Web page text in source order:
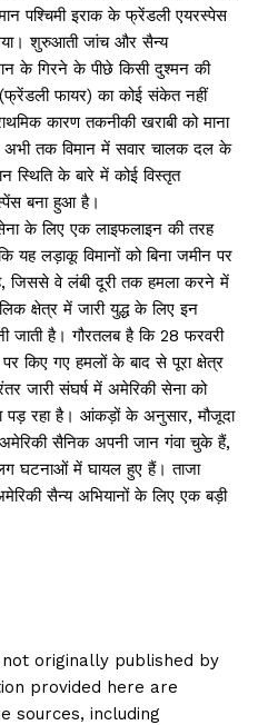
पश्चिमी इराक के फ्रेंडली एयरस्पेस
गया। शुरुआती जांच और सैन्य
के गिरने के पीछे किसी दुश्मन की
(फ्रेंडली फायर) का कोई संकेत नहीं
कारण तकनीकी खराबी को माना
अभी तक विमान में सवार चालक दल के
स्थिति के बारे में कोई विस्तृत
बना हुआ है।
के लिए एक लाइफलाइन की तरह
यह लड़ाकू विमानों को बिना जमीन पर
जिससे वे लंबी दूरी तक हमला करने में
क्षेत्र में जारी युद्ध के लिए इन
जाती है। गौरतलब है कि 28 फरवरी
किए गए हमलों के बाद से पूरा क्षेत्र
जारी संघर्ष में अमेरिकी सेना को
पड़ रहा है। आंकड़ों के अनुसार, मौजूदा
सैनिक अपनी जान गंवा चुके हैं,
घटनाओं में घायल हुए हैं। ताजा
सैन्य अभियानों के लिए एक बड़ी
originally published by
provided here are
sources, including